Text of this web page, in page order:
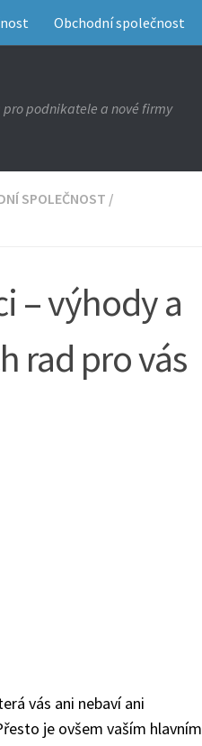
Obchodní společnost
podnikatele a nové firmy
SPOLEČNOST /
– výhody a
rad pro vás
vás ani nebaví ani
je ovšem vaším hlavním